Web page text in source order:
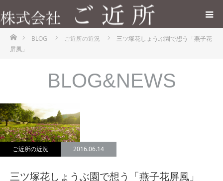
ホームBLOG ご近所の近況
三ツ塚花しょうぶ園で想う「燕子花
屏風」
BLOG&NEWS
ご近所の近況 2016.06.14
三ツ塚花しょうぶ園で想う「燕子花屏風」